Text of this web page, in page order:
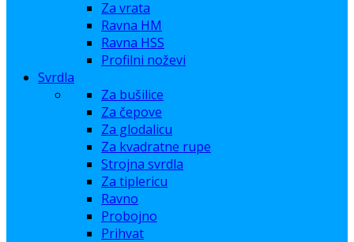
Za vrata
Ravna HM
Ravna HSS
Profilni noževi
Svrdla
Za bušilice
Za čepove
Za glodalicu
Za kvadratne rupe
Strojna svrdla
Za tiplericu
Ravno
Probojno
Prihvat